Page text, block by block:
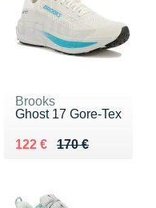
Brooks
Ghost 17 Gore-Tex
170 €
Au lieu de 170 €
122 €
Vendu 122 €